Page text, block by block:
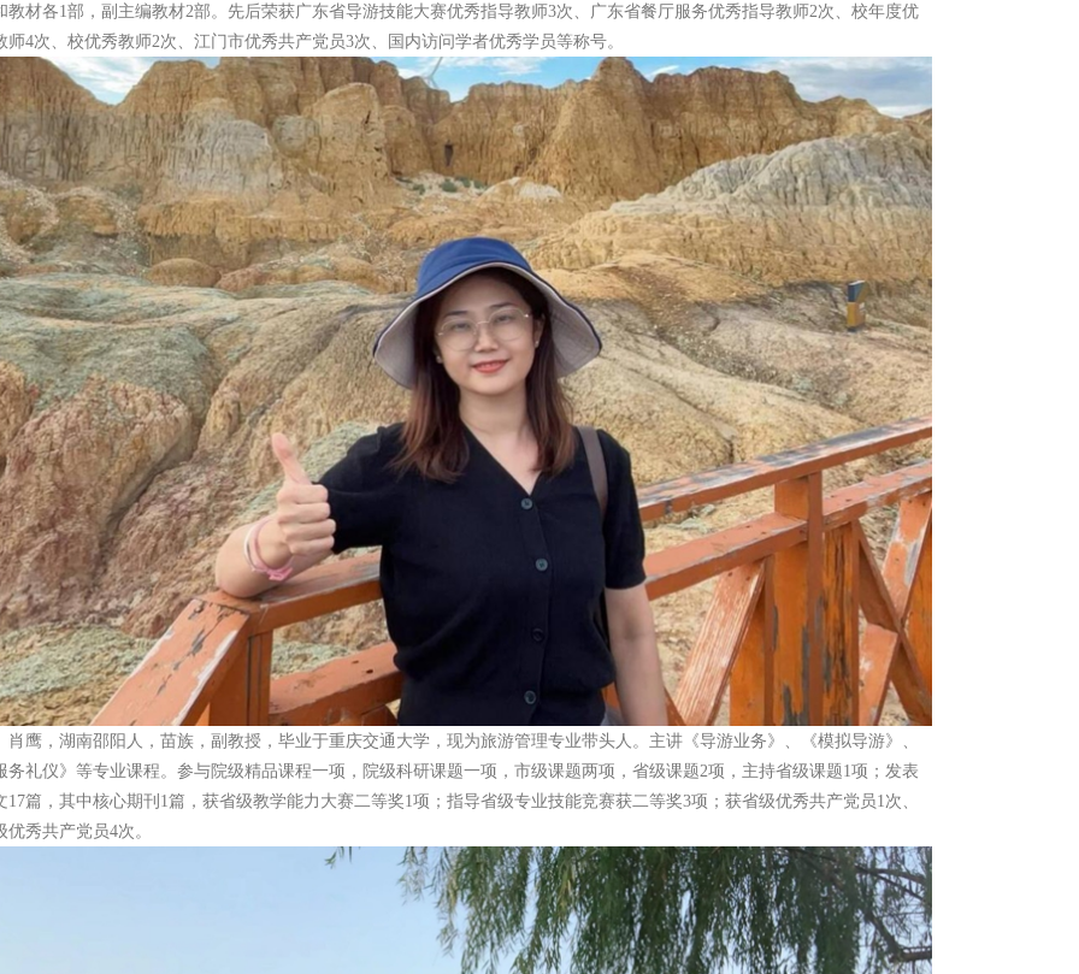
教材各1部，副主编教材2部。先后荣获广东省导游技能大赛优秀指导教师3次、广东省餐厅服务优秀指导教师2次、校年度优
师4次、校优秀教师2次、江门市优秀共产党员3次、国内访问学者优秀学员等称号。
肖鹰，湖南邵阳人，苗族，副教授，毕业于重庆交通大学，现为旅游管理专业带头人。主讲《导游业务》、《模拟导游》、
务礼仪》等专业课程。参与院级精品课程一项，院级科研课题一项，市级课题两项，省级课题2项，主持省级课题1项；发表
17篇，其中核心期刊1篇，获省级教学能力大赛二等奖1项；指导省级专业技能竞赛获二等奖3项；获省级优秀共产党员1次、
优秀共产党员4次。